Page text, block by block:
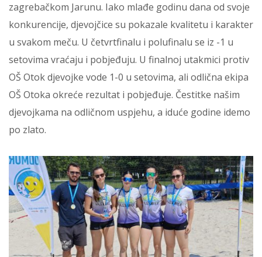
zagrebačkom Jarunu. Iako mlađe godinu dana od svoje
konkurencije, djevojčice su pokazale kvalitetu i karakter
u svakom meču. U četvrtfinalu i polufinalu se iz -1 u
setovima vraćaju i pobjeđuju. U finalnoj utakmici protiv
OŠ Otok djevojke vode 1-0 u setovima, ali odlična ekipa
OŠ Otoka okreće rezultat i pobjeđuje. Čestitke našim
djevojkama na odličnom uspjehu, a iduće godine idemo
po zlato.